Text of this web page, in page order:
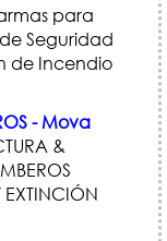
para
Seguridad
de Incendio
- Mova
&
EXTINCIÓN